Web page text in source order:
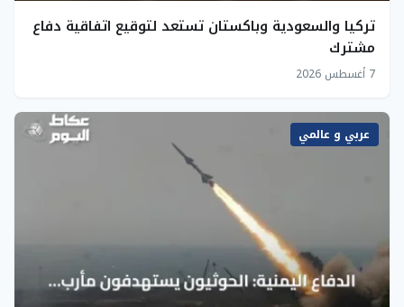
تركيا والسعودية وباكستان تستعد لتوقيع اتفاقية دفاع
مشترك
7 أغسطس 2026
عربي و عالمي